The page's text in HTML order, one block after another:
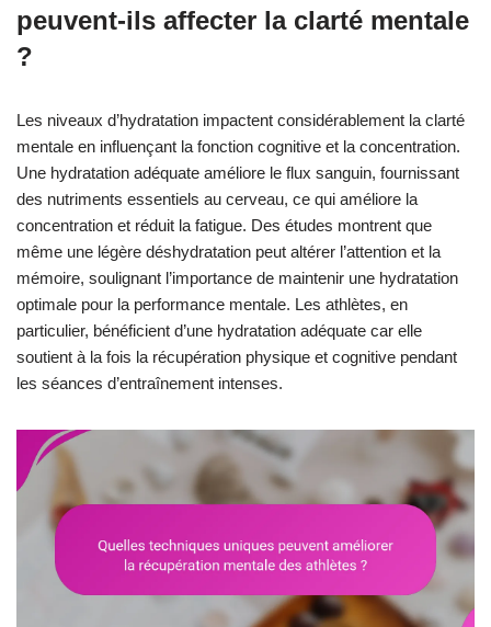
peuvent-ils affecter la clarté mentale
?
Les niveaux d’hydratation impactent considérablement la clarté
mentale en influençant la fonction cognitive et la concentration.
Une hydratation adéquate améliore le flux sanguin, fournissant
des nutriments essentiels au cerveau, ce qui améliore la
concentration et réduit la fatigue. Des études montrent que
même une légère déshydratation peut altérer l’attention et la
mémoire, soulignant l’importance de maintenir une hydratation
optimale pour la performance mentale. Les athlètes, en
particulier, bénéficient d’une hydratation adéquate car elle
soutient à la fois la récupération physique et cognitive pendant
les séances d’entraînement intenses.